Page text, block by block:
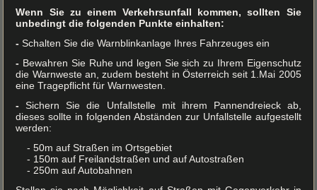
Wenn Sie zu einem Verkehrsunfall kommen, sollten Sie
unbedingt die folgenden Punkte einhalten:
- Schalten Sie die Warnblinkanlage Ihres Fahrzeuges ein
- Bewahren Sie Ruhe und legen Sie sich zu Ihrem Eigenschutz
die Warnweste an, zudem besteht in Österreich seit 1.Mai 2005
eine Tragepflicht für Warnwesten.
- Sichern Sie die Unfallstelle mit ihrem Pannendreieck ab,
dieses sollte in folgenden Abständen zur Unfallstelle aufgestellt
werden:
- 50m auf Straßen im Ortsgebiet
- 150m auf Freilandstraßen und auf Autostraßen
- 250m auf Autobahnen